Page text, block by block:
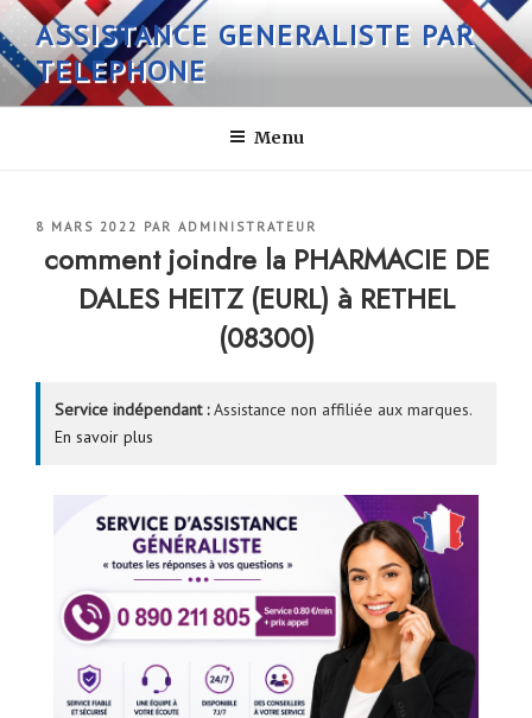
Aller
au
contenu
principal
ASSISTANCE GENERALISTE PAR
TELEPHONE
Menu
PUBLIÉ
8 MARS 2022 PAR ADMINISTRATEUR
comment joindre la PHARMACIE DE
DALES HEITZ (EURL) à RETHEL
(08300)
Service indépendant :Assistance non affiliée aux marques.
En savoir plus